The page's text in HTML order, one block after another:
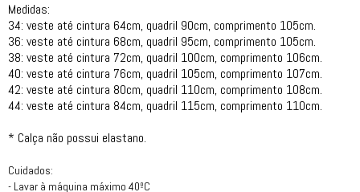
Medidas:
34: veste até cintura 64cm, quadril 90cm, comprimento 105cm.
36: veste até cintura 68cm, quadril 95cm, comprimento 105cm.
38: veste até cintura 72cm, quadril 100cm, comprimento 106cm.
40: veste até cintura 76cm, quadril 105cm, comprimento 107cm.
42: veste até cintura 80cm, quadril 110cm, comprimento 108cm.
44: veste até cintura 84cm, quadril 115cm, comprimento 110cm.
* Calça não possui elastano.
Cuidados:
- Lavar à máquina máximo 40ºC